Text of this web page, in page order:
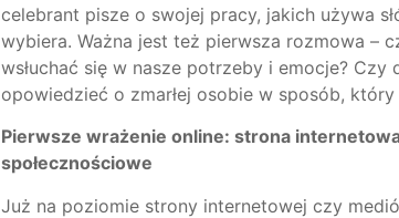
celebrant pisze o swojej pracy, jakich używa
wybiera. Ważna jest też pierwsza rozmowa –
wsłuchać się w nasze potrzeby i emocje? Czy
opowiedzieć o zmarłej osobie w sposób,
Pierwsze wrażenie online: strona
społecznościowe
Już na poziomie strony internetowej czy